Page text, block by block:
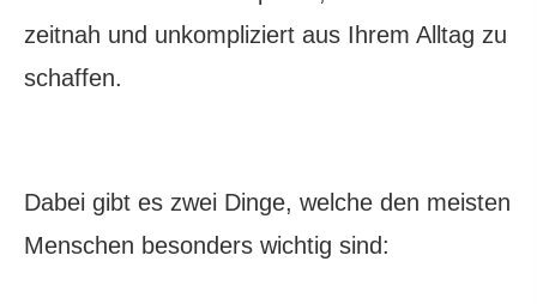
zeitnah und unkompliziert aus Ihrem Alltag zu
schaffen.
Dabei gibt es zwei Dinge, welche den meisten
Menschen besonders wichtig sind: